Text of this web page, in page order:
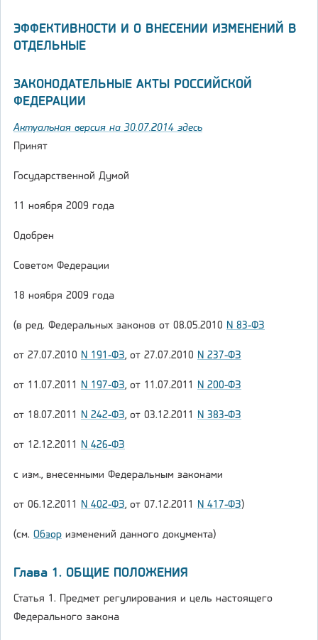
ЭФФЕКТИВНОСТИ И О ВНЕСЕНИИ ИЗМЕНЕНИЙ В
ОТДЕЛЬНЫЕ
ЗАКОНОДАТЕЛЬНЫЕ АКТЫ РОССИЙСКОЙ
ФЕДЕРАЦИИ
Актуальная версия на 30.07.2014 здесь
Принят
Государственной Думой
11 ноября 2009 года
Одобрен
Советом Федерации
18 ноября 2009 года
(в ред. Федеральных законов от 08.05.2010 N 83-ФЗ
от 27.07.2010 N 191-ФЗ, от 27.07.2010 N 237-ФЗ
от 11.07.2011 N 197-ФЗ, от 11.07.2011 N 200-ФЗ
от 18.07.2011 N 242-ФЗ, от 03.12.2011 N 383-ФЗ
от 12.12.2011 N 426-ФЗ
с изм., внесенными Федеральным законами
от 06.12.2011 N 402-ФЗ, от 07.12.2011 N 417-ФЗ)
(см. Обзор изменений данного документа)
Глава 1. ОБЩИЕ ПОЛОЖЕНИЯ
Статья 1. Предмет регулирования и цель настоящего
Федерального закона